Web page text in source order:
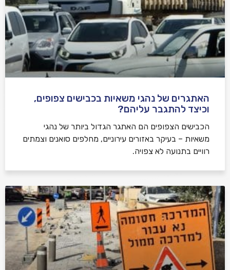
האתגרים של נהגי משאיות בכבישים צפופים,
וכיצד להתגבר עליהם?
הכבישים הצפופים הם האתגר הגדול ביותר של נהגי
משאיות – בעיקר באזורים עירוניים, מחלפים סואנים וצמתים
רוויים בתנועה לא צפויה.